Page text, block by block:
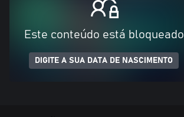
Este conteúdo está bloqueado
DIGITE A SUA DATA DE NASCIMENTO